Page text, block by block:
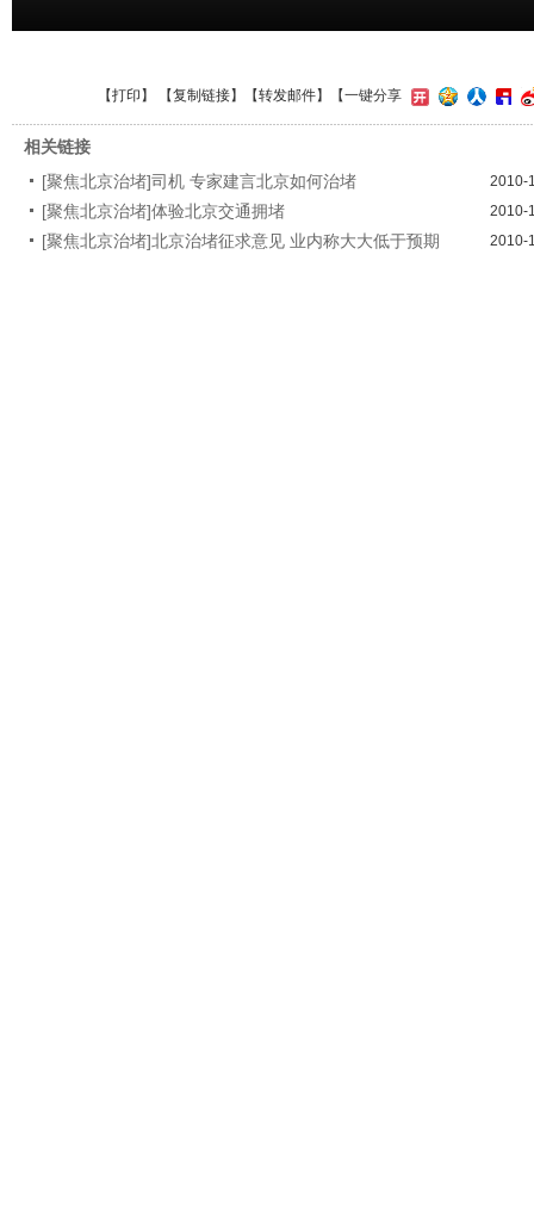
【打印 】 【复制链接】【转发邮件】 【一键分享
相关链接
[聚焦北京治堵]司机 专家建言北京如何治堵
2010-
[聚焦北京治堵]体验北京交通拥堵 2010-
[聚焦北京治堵]北京治堵征求意见 业内称大大低于预期 2010-